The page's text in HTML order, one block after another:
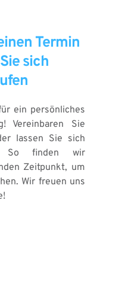
Termin
sich
ein persönliches
Vereinbaren Sie
lassen Sie sich
So finden wir
Zeitpunkt, um
Wir freuen uns